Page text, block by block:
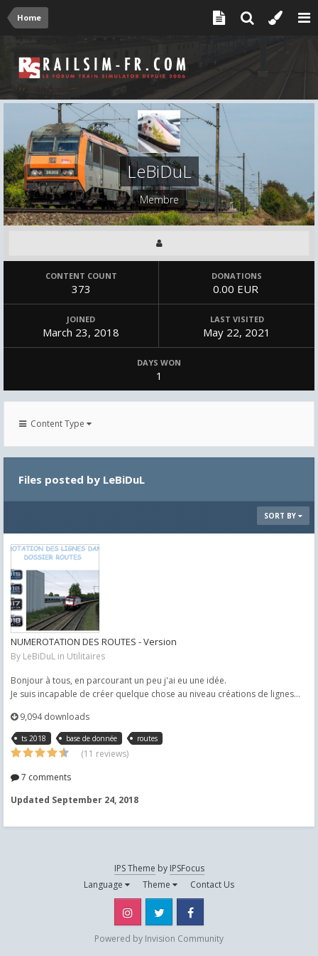
Home
LeBiDuL
Membre
CONTENT COUNT
373
DONATIONS
0.00 EUR
JOINED
March 23, 2018
LAST VISITED
May 22, 2021
DAYS WON
1
Content Type
Files posted by LeBiDuL
SORT BY
NUMEROTATION DES ROUTES - Version
By LeBiDuL in Utilitaires
Bonjour à tous, en parcourant un peu j'ai eu une idée.
Je suis incapable de créer quelque chose au niveau créations de lignes...
9,094 downloads
ts 2018 base de donnée routes
(11 reviews)
7 comments
Updated September 24, 2018
IPS Theme by IPSFocus
Language
Theme Contact Us
Instagram Twitter
Powered by Invision Community